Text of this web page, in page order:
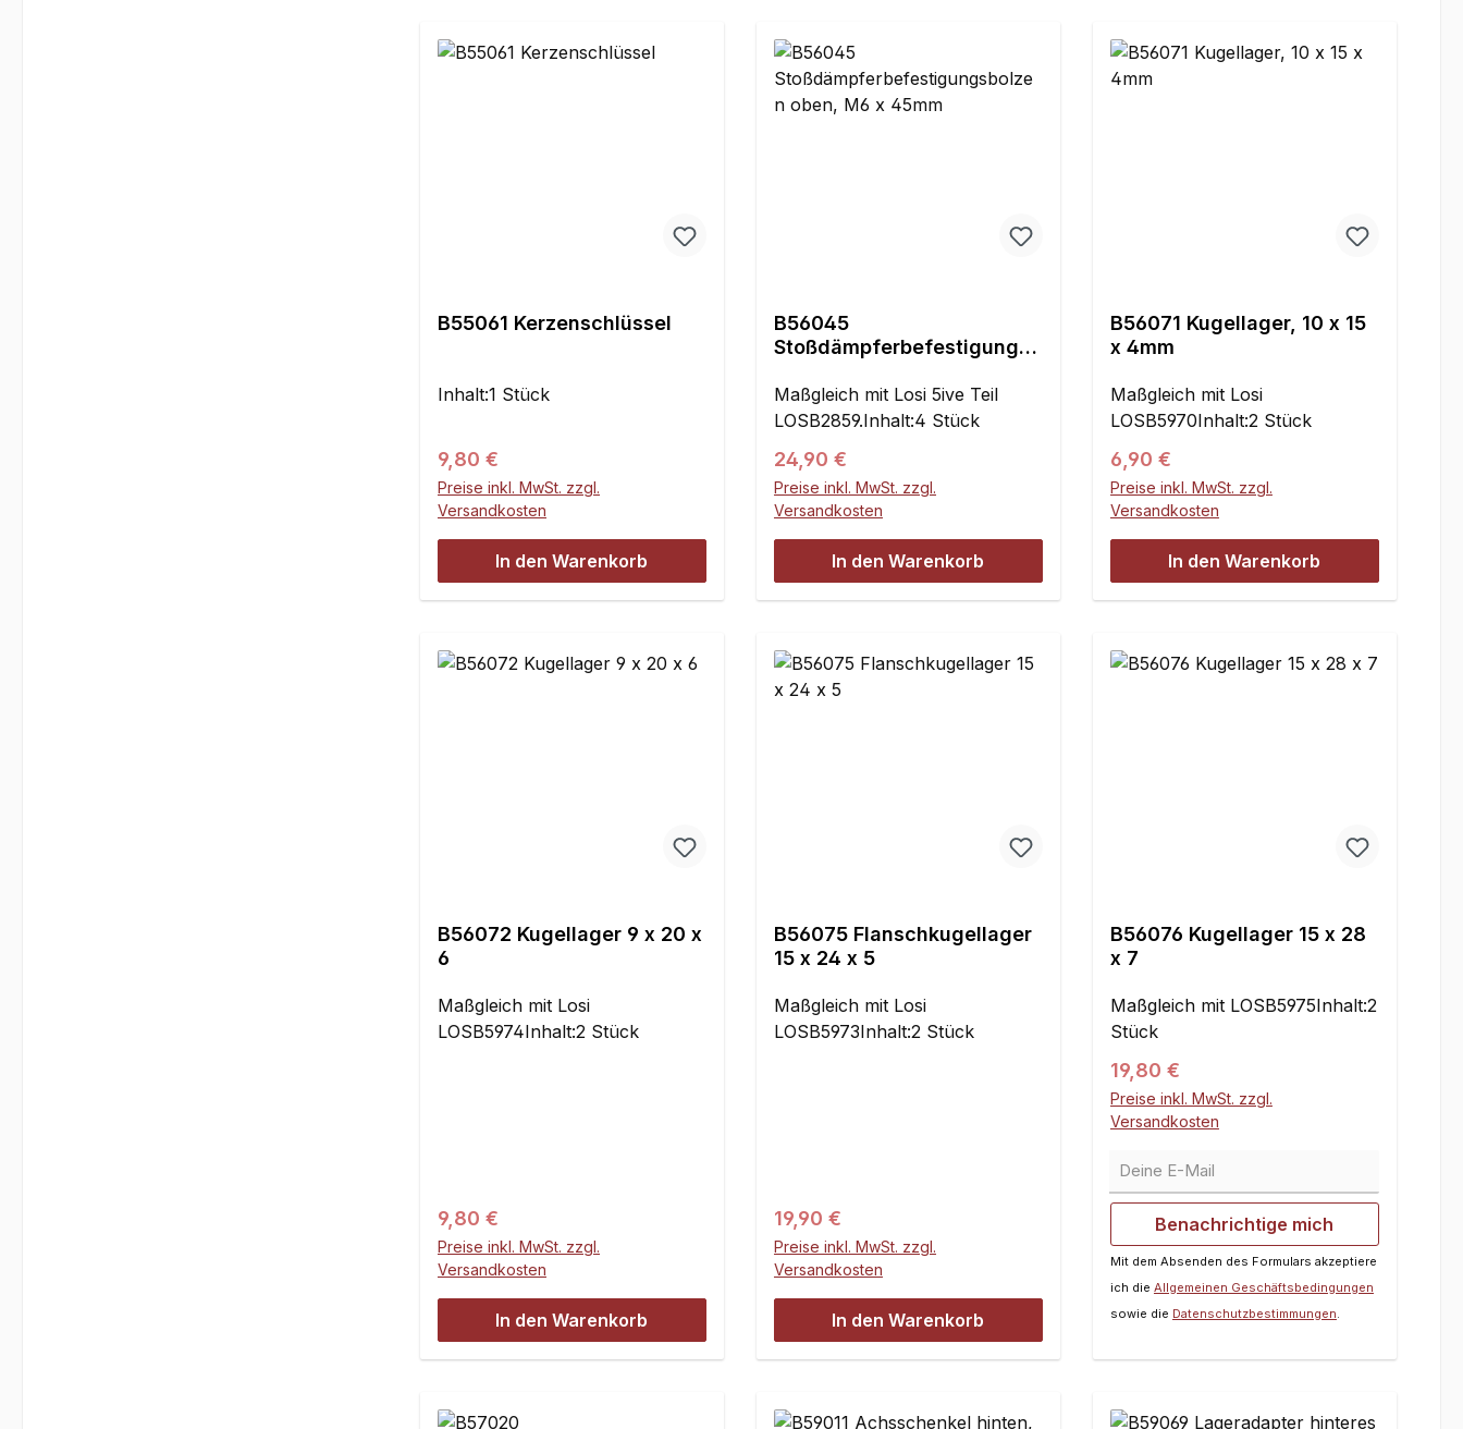
B55061 Kerzenschlüssel
Inhalt:1 Stück
Regulärer Preis:
9,80 €
Preise inkl. MwSt. zzgl.
Versandkosten
In den Warenkorb
B56045
Stoßdämpferbefestigungsb
Maßgleich mit Losi 5ive Teil
LOSB2859.Inhalt:4 Stück
Regulärer Preis:
24,90 €
Preise inkl. MwSt. zzgl.
Versandkosten
In den Warenkorb
B56071 Kugellager, 10 x 15
x 4mm
Maßgleich mit Losi
LOSB5970Inhalt:2 Stück
Regulärer Preis:
6,90 €
Preise inkl. MwSt. zzgl.
Versandkosten
In den Warenkorb
B56072 Kugellager 9 x 20 x
6
Maßgleich mit Losi
LOSB5974Inhalt:2 Stück
Regulärer Preis:
9,80 €
Preise inkl. MwSt. zzgl.
Versandkosten
In den Warenkorb
B56075 Flanschkugellager
15 x 24 x 5
Maßgleich mit Losi
LOSB5973Inhalt:2 Stück
Regulärer Preis:
19,90 €
Preise inkl. MwSt. zzgl.
Versandkosten
In den Warenkorb
B56076 Kugellager 15 x 28
x 7
Maßgleich mit LOSB5975Inhalt:2
Stück
Regulärer Preis:
19,80 €
Preise inkl. MwSt. zzgl.
Versandkosten
Deine E-Mail
Benachrichtige mich
Mit dem Absenden des Formulars akzeptiere
ich die Allgemeinen Geschäftsbedingungen
sowie die Datenschutzbestimmungen.